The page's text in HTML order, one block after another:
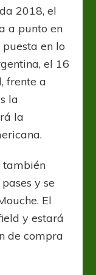
2018, el
a punto en
en lo
el 16
frente a
la
la
también
y se
El
y estará
de compra